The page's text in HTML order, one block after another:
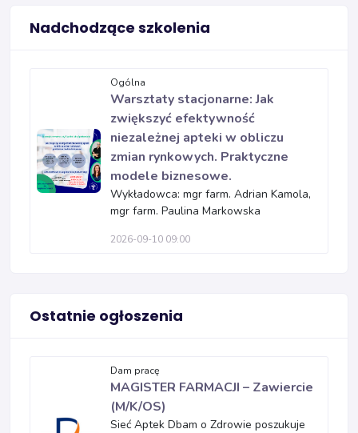
Nadchodzące szkolenia
Ogólna
Warsztaty stacjonarne: Jak
zwiększyć efektywność
niezależnej apteki w obliczu
zmian rynkowych. Praktyczne
modele biznesowe.
Wykładowca: mgr farm. Adrian Kamola,
mgr farm. Paulina Markowska
2026-09-10 09:00
Ostatnie ogłoszenia
Dam pracę
MAGISTER FARMACJI – Zawiercie
(M/K/OS)
Sieć Aptek Dbam o Zdrowie poszukuje